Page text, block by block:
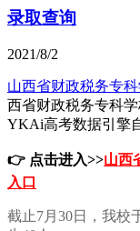
录取查询
2021/8/2
山西省财政税务专
西省财政税务专科
YKAi高考数据引擎
👉 点击进入>>山西
入口
截止7月30日，我校